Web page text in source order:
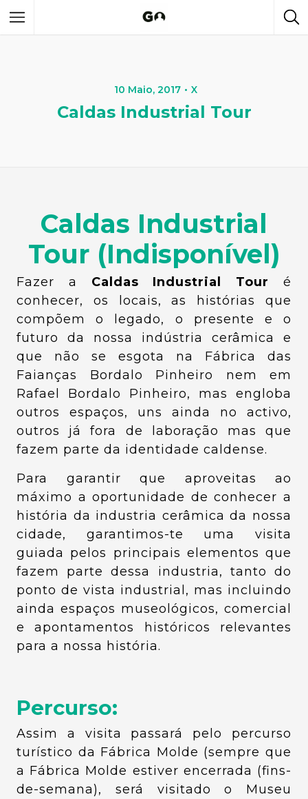
10 Maio, 2017 X
Caldas Industrial Tour
Caldas Industrial
Tour (Indisponível)
Fazer a Caldas Industrial Tour
é
conhecer, os locais, as histórias que
compõem o legado, o presente e o
futuro da nossa indústria cerâmica e
que não se esgota na Fábrica das
Faianças Bordalo Pinheiro nem em
Rafael Bordalo Pinheiro, mas engloba
outros espaços, uns ainda no activo,
outros já fora de laboração mas que
fazem parte da identidade caldense.
Para garantir que aproveitas ao
máximo a oportunidade de conhecer a
história da industria cerâmica da nossa
cidade, garantimos-te uma visita
guiada pelos principais elementos que
fazem parte dessa industria, tanto do
ponto de vista industrial, mas incluindo
ainda espaços museológicos, comercial
e apontamentos históricos relevantes
para a nossa história.
Percurso:
Assim a visita passará pelo percurso
turístico da Fábrica Molde (sempre que
a Fábrica Molde estiver encerrada (fins-
de-semana), será visitado o Museu